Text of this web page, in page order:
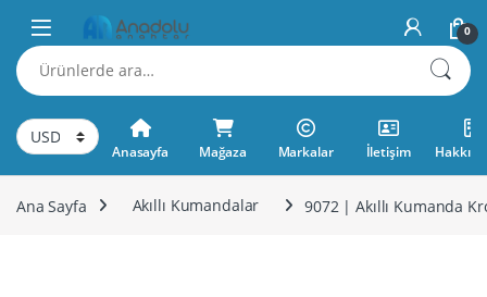
Skip to navigation
Skip to content
0
Ara:
Anasayfa Mağaza Markalar İletişim
Ana Sayfa Akıllı Kumandalar 9072 | Akıllı Kumanda